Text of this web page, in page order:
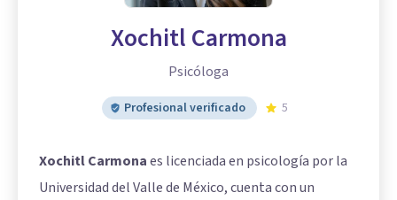
Xochitl Carmona
Psicóloga
Profesional verificado 5
Xochitl Carmonaes licenciada en psicología por la
Universidad del Valle de México, cuenta con un